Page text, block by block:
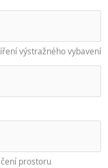
výstražného vybavení
prostoru